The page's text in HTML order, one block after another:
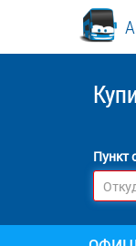
Пункт